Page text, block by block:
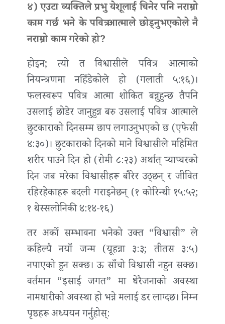
४) एउटा व्यक्तिले प्रभु येशूलाई चिनेर पनि नराम्रो
काम गर्छ भने के पवित्र आत्माले छोड्नुभएकोले नै
नराम्रो काम गरेको हो?
होइन; त्यो त विश्वासीले पवित्र आत्माको
नियन्त्रणमा नहिँडेकोले हो (गलाती ५:१६)।
फलस्वरूप पवित्र आत्मा शोकित बन्नुहुन्छ तैपनि
उसलाई छोडेर जानुहुन्न बरु उसलाई पवित्र आत्माले
छुटकाराको दिनसम्म छाप लगाउनुभएको छ (एफेसी
४:३०)। छुटकाराको दिनको माने विश्वासीले महिमित
शरीर पाउने दिन हो (रोमी ८:२३) अर्थात् र्‍याप्चरको
दिन जब मरेका विश्वासीहरू बौरेर उठ्छन् र जीवित
रहिरहेकाहरू बदली गराइनेछन् (१ कोरिन्थी १५:५२;
१ थेस्सलोनिकी ४:१४-१६)
तर अर्को सम्भावना भनेको उक्त “विश्वासी” ले
कहिल्यै नयाँ जन्म (यूहन्ना ३:३; तीतस ३:५)
नपाएको हुन सक्छ। ऊ साँचो विश्वासी नहुन सक्छ।
वर्तमान “इसाई जगत” मा धेरैजनाको अवस्था
नामधारीको अवस्था हो भन्ने मलाई डर लाग्दछ। निम्न
पृष्ठहरू अध्ययन गर्नुहोस्: